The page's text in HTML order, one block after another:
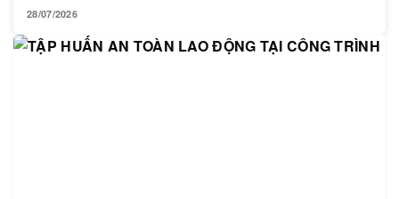
28/07/2026